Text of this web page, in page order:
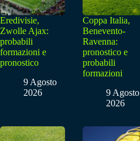
Eredivisie,
Zwolle Ajax:
probabili
formazioni e
pronostico
9 Agosto
2026
Coppa Italia,
Benevento-
Ravenna:
pronostico e
probabili
formazioni
9 Agosto
2026